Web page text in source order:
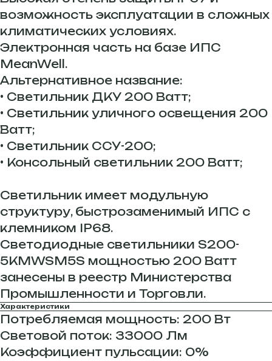
возможность эксплуатации в сложных
климатических условиях.
Электронная часть на базе ИПС
MeanWell.
Альтернативное название:
• Светильник ДКУ 200 Ватт;
• Светильник уличного освещения 200
Ватт;
• Светильник ССУ-200;
• Консольный светильник 200 Ватт;
Светильник имеет модульную
структуру, быстрозаменимый ИПС с
клемником IP68.
Светодиодные светильники S200-
5KMWSM5S мощностью 200 Ватт
занесены в реестр Министерства
Промышленности и Торговли.
Характеристики
Потребляемая мощность: 200 Вт
Световой поток: 33000 Лм
Коэффициент пульсации: 0%